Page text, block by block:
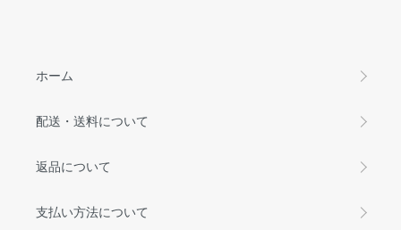
ホーム
配送・送料について
返品について
支払い方法について